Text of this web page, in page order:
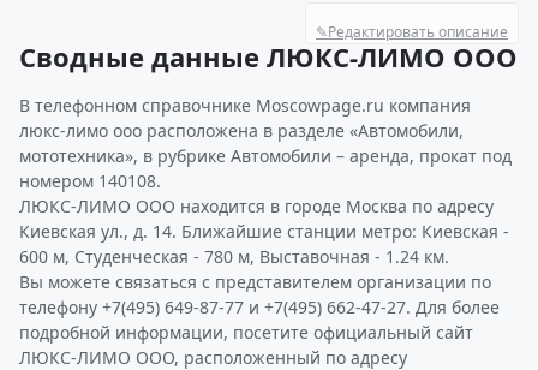
✎Редактировать описание
Сводные данные ЛЮКС-ЛИМО ООО
В телефонном справочнике Moscowpage.ru компания
люкс-лимо ооо расположена в разделе «Автомобили,
мототехника», в рубрике Автомобили – аренда, прокат под
номером 140108.
ЛЮКС-ЛИМО ООО находится в городе Москва по адресу
Киевская ул., д. 14. Ближайшие станции метро: Киевская -
600 м, Студенческая - 780 м, Выставочная - 1.24 км.
Вы можете связаться с представителем организации по
телефону +7(495) 649-87-77 и +7(495) 662-47-27. Для более
подробной информации, посетите официальный сайт
ЛЮКС-ЛИМО ООО, расположенный по адресу